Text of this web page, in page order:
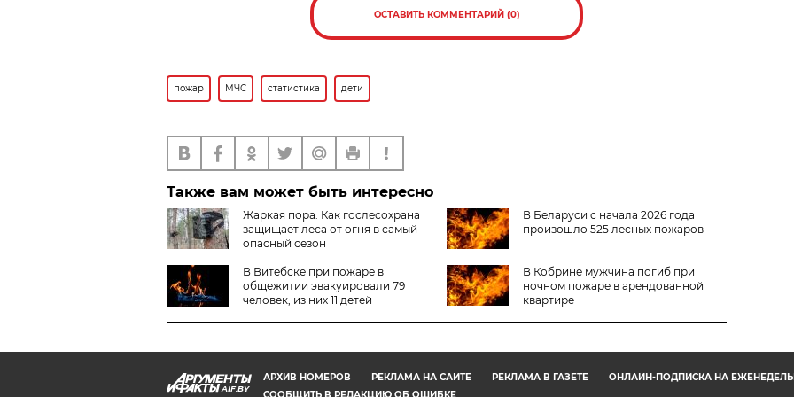
ОСТАВИТЬ КОММЕНТАРИЙ (0)
пожар МЧС статистика дети
Также вам может быть интересно
Жаркая пора. Как гослесохрана
защищает леса от огня в самый
опасный сезон
В Беларуси с начала 2026 года
произошло 525 лесных пожаров
В Витебске при пожаре в
общежитии эвакуировали 79
человек, из них 11 детей
В Кобрине мужчина погиб при
ночном пожаре в арендованной
квартире
AIF.BY
АРХИВ НОМЕРОВ РЕКЛАМА НА САЙТЕ РЕКЛАМА В ГАЗЕТЕ
ОНЛАЙН-ПОДПИСКА НА